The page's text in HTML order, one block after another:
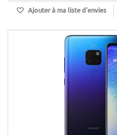
Ajouter à ma liste d'envies